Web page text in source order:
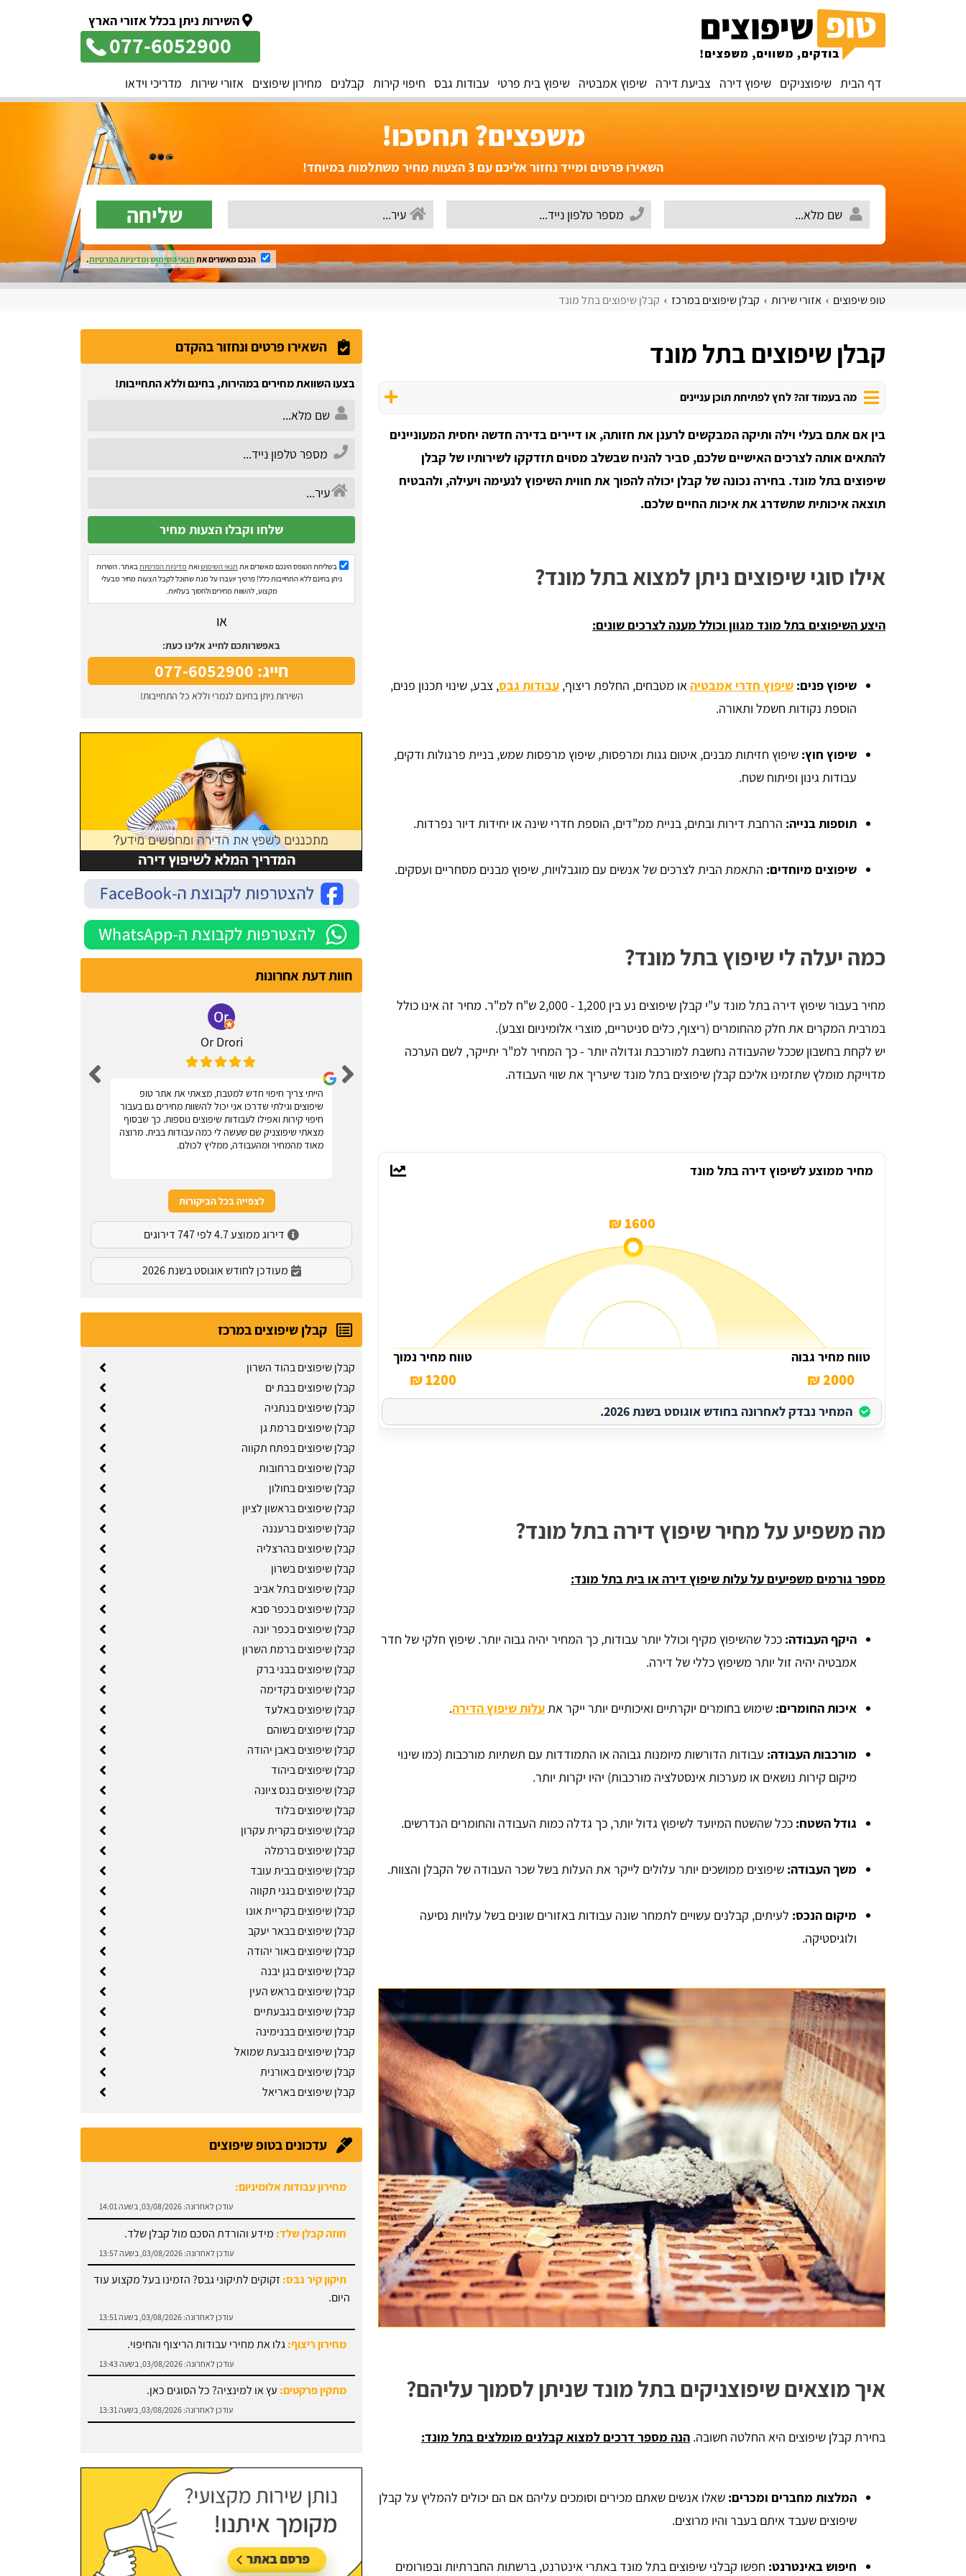
השירות ניתן בכלל אזורי הארץ
077-6052900
דף הבית שיפוצניקים שיפוץ דירה צביעת דירה שיפוץ אמבטיה שיפוץ בית פרטי עבודות גבס חיפוי קירות קבלנים מחירון שיפוצים אזורי שירות מדריכי וידאו
משפצים? תחסכו!
השאירו פרטים ומייד נחזור אליכם עם 3 הצעות מחיר משתלמות במיוחד!
שליחה
הנכם מאשרים את תנאי השימושומדיניות הפרטיות.
טופ שיפוצים אזורי שירות קבלן שיפוצים במרכז קבלן שיפוצים בתל מונד
קבלן שיפוצים בתל מונד
מה בעמוד זה? לחץ לפתיחת תוכן עניינים
בין אם אתם בעלי וילה ותיקה המבקשים לרענן את חזותה, או דיירים בדירה חדשה יחסית המעוניינים
להתאים אותה לצרכים האישיים שלכם, סביר להניח שבשלב מסוים תזדקקו לשירותיו של קבלן
שיפוצים בתל מונד. בחירה נכונה של קבלן יכולה להפוך את חווית השיפוץ לנעימה ויעילה, ולהבטיח
תוצאה איכותית שתשדרג את איכות החיים שלכם.
אילו סוגי שיפוצים ניתן למצוא בתל מונד?
היצע השיפוצים בתל מונד מגוון וכולל מענה לצרכים שונים:
שיפוץ פנים: שיפוץ חדרי אמבטיהאו מטבחים, החלפת ריצוף, עבודות גבס, צבע, שינוי תכנון פנים,
הוספת נקודות חשמל ותאורה.
שיפוץ חוץ: שיפוץ חזיתות מבנים, איטום גגות ומרפסות, שיפוץ מרפסות שמש, בניית פרגולות ודקים,
עבודות גינון ופיתוח שטח.
תוספות בנייה: הרחבת דירות ובתים, בניית ממ"דים, הוספת חדרי שינה או יחידות דיור נפרדות.
שיפוצים מיוחדים: התאמת הבית לצרכים של אנשים עם מוגבלויות, שיפוץ מבנים מסחריים ועסקים.
כמה יעלה לי שיפוץ בתל מונד?
מחיר בעבור שיפוץ דירה בתל מונד ע"י קבלן שיפוצים נע בין 1,200 - 2,000 ש"ח למ"ר. מחיר זה אינו כולל
במרבית המקרים את חלק מהחומרים (ריצוף, כלים סניטריים, מוצרי אלומיניום וצבע).
יש לקחת בחשבון שככל שהעבודה נחשבת למורכבת וגדולה יותר - כך המחיר למ"ר יתייקר, לשם הערכה
מדוייקת מומלץ שתזמינו אליכם קבלן שיפוצים בתל מונד שיעריך את שווי העבודה.
מחיר ממוצע לשיפוץ דירה בתל מונד
1600 ₪
טווח מחיר גבוה
2000 ₪
טווח מחיר נמוך
1200 ₪
המחיר נבדק לאחרונה בחודש אוגוסט בשנת 2026.
מה משפיע על מחיר שיפוץ דירה בתל מונד?
מספר גורמים משפיעים על עלות שיפוץ דירה או בית בתל מונד:
היקף העבודה: ככל שהשיפוץ מקיף וכולל יותר עבודות, כך המחיר יהיה גבוה יותר. שיפוץ חלקי של חדר
אמבטיה יהיה זול יותר משיפוץ כללי של דירה.
איכות החומרים: שימוש בחומרים יוקרתיים ואיכותיים יותר ייקר אתעלות שיפוץ הדירה.
מורכבות העבודה: עבודות הדורשות מיומנות גבוהה או התמודדות עם תשתיות מורכבות (כמו שינוי
מיקום קירות נושאים או מערכות אינסטלציה מורכבות) יהיו יקרות יותר.
גודל השטח: ככל שהשטח המיועד לשיפוץ גדול יותר, כך גדלה כמות העבודה והחומרים הנדרשים.
משך העבודה: שיפוצים ממושכים יותר עלולים לייקר את העלות בשל שכר העבודה של הקבלן והצוות.
מיקום הנכס: לעיתים, קבלנים עשויים לתמחר שונה עבודות באזורים שונים בשל עלויות נסיעה
ולוגיסטיקה.
איך מוצאים שיפוצניקים בתל מונד שניתן לסמוך עליהם?
בחירת קבלן שיפוצים היא החלטה חשובה. הנה מספר דרכים למצוא קבלנים מומלצים בתל מונד:
המלצות מחברים ומכרים: שאלו אנשים שאתם מכירים וסומכים עליהם אם הם יכולים להמליץ על קבלן
שיפוצים שעבד איתם בעבר והיו מרוצים.
חיפוש באינטרנט: חפשו קבלני שיפוצים בתל מונד באתרי אינטרנט, ברשתות החברתיות ובפורומים
השאירו פרטים ונחזור בהקדם
בצעו השוואת מחירים במהירות, בחינם וללא התחייבות!
בשליחת הטופס הינכם מאשרים את תנאי השימושואת מדיניות הפרטיותבאתר. השירות
ניתן בחינם ללא התחייבות כלל! פרטיך יועברו על מנת שתוכל לקבל הצעות מחיר מבעלי
מקצוע, להשוות מחירים ולחסוך בעלויות.
או
באפשרותכם לחייג אלינו כעת:
חייג: 077-6052900
השירות ניתן בחינם לגמרי וללא כל התחייבות!
חוות דעת אחרונות
Or Drori
הייתי צריך חיפוי חדש למטבח, מצאתי את אתר טופ
שיפוצים וגילתי שדרכו אני יכול להשוות מחירים גם בעבור
חיפוי קירות ואפילו לעבודות שיפוצים נוספות. כך שבסוף
מצאתי שיפוצניק שם שעשה לי כמה עבודות בבית. מרוצה
מאוד מהמחיר ומהעבודה, ממליץ לכולם.
לצפייה בכל הביקורות
דירוג ממוצע 4.7 לפי 747 דירוגים
מעודכן לחודש אוגוסט בשנת 2026
קבלן שיפוצים במרכז
קבלן שיפוצים בהוד השרון
קבלן שיפוצים בבת ים
קבלן שיפוצים בנתניה
קבלן שיפוצים ברמת גן
קבלן שיפוצים בפתח תקווה
קבלן שיפוצים ברחובות
קבלן שיפוצים בחולון
קבלן שיפוצים בראשון לציון
קבלן שיפוצים ברעננה
קבלן שיפוצים בהרצליה
קבלן שיפוצים בשרון
קבלן שיפוצים בתל אביב
קבלן שיפוצים בכפר סבא
קבלן שיפוצים בכפר יונה
קבלן שיפוצים ברמת השרון
קבלן שיפוצים בבני ברק
קבלן שיפוצים בקדימה
קבלן שיפוצים באלעד
קבלן שיפוצים בשוהם
קבלן שיפוצים באבן יהודה
קבלן שיפוצים ביהוד
קבלן שיפוצים בנס ציונה
קבלן שיפוצים בלוד
קבלן שיפוצים בקרית עקרון
קבלן שיפוצים ברמלה
קבלן שיפוצים בבית עובד
קבלן שיפוצים בגני תקווה
קבלן שיפוצים בקריית אונו
קבלן שיפוצים בבאר יעקב
קבלן שיפוצים באור יהודה
קבלן שיפוצים בגן יבנה
קבלן שיפוצים בראש העין
קבלן שיפוצים בגבעתיים
קבלן שיפוצים בבנימינה
קבלן שיפוצים בגבעת שמואל
קבלן שיפוצים באורנית
קבלן שיפוצים באריאל
עדכונים בטופ שיפוצים
מחירון עבודות אלומיניום:
עודכן לאחרונה:03/08/2026, בשעה 14:01
חוזה קבלן שלד:מידע והורדת הסכם מול קבלן שלד.
עודכן לאחרונה: 03/08/2026, בשעה 13:57
תיקון קיר גבס:זקוקים לתיקוני גבס? הזמינו בעל מקצוע עוד
מחירון ריצוף:
עודכן לאחרונה: 03/08/2026, בשעה 13:43
מתקין פרקטים:עץ או למינציה? כל הסוגים כאן.
עודכן לאחרונה:03/08/2026, בשעה 13:31